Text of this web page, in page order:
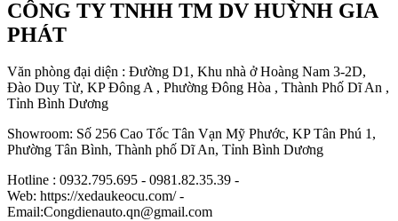
CÔNG TY TNHH TM DV HUỲNH GIA
PHÁT
Văn phòng đại diện : Đường D1, Khu nhà ở Hoàng Nam 3-2D,
Đào Duy Từ, KP Đông A , Phường Đông Hòa , Thành Phố Dĩ An ,
Tỉnh Bình Dương
Showroom: Số 256 Cao Tốc Tân Vạn Mỹ Phước, KP Tân Phú 1,
Phường Tân Bình, Thành phố Dĩ An, Tỉnh Bình Dương
Hotline : 0932.795.695 - 0981.82.35.39 -
Web: https://xedaukeocu.com/ -
Email:Congdienauto.qn@gmail.com